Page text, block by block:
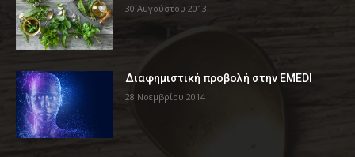
30 Αυγούστου 2013
Διαφημιστική προβολή στην EMEDI
28 Νοεμβρίου 2014